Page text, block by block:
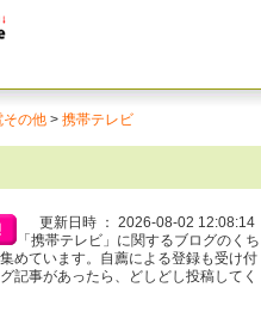
その他 > 携帯テレビ
更新日時 ： 2026-08-02 12:08:14
「携帯テレビ」に関するブログのくち
めています。自薦による登録も受け付
記事があったら、どしどし投稿してく